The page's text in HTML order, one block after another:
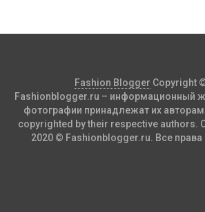
Fashion Blogger Copyright
Fashionblogger.ru – информационный
фотографии принадлежат их
copyrighted by their respective authors.
2020 © Fashionblogger.ru. Все